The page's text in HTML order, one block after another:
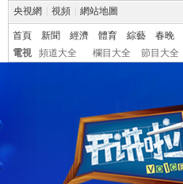
央視網 視頻 網站地圖
首頁 新聞 經濟 體育 綜藝 春晚
電視
頻道大全 欄目大全 節目大全